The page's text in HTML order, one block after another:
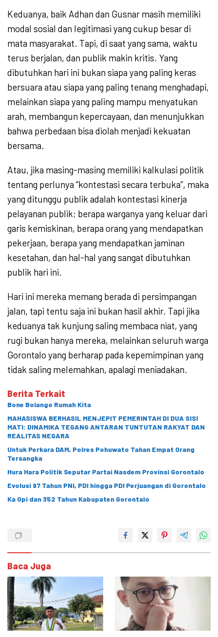
Keduanya, baik Adhan dan Gusnar masih memiliki
modal sosial dan legitimasi yang cukup besar di
mata masyarakat. Tapi, di saat yang sama, waktu
terus berjalan, dan publik makin kritis. Yang
dibutuhkan hari ini bukan siapa yang paling keras
bersuara atau siapa yang paling tenang menghadapi,
melainkan siapa yang paling mampu menyatukan
arah, membangun kepercayaan, dan menunjukkan
bahwa perbedaan bisa diolah menjadi kekuatan
bersama.
Atau, jika masing-masing memiliki kalkulasi politik
tentang perlunya “kontestasi secara terbuka”, maka
yang ditunggu publik adalah kontestasi kinerja
pelayanan publik; berapa warganya yang keluar dari
garis kemiskinan, berapa orang yang mendapatkan
pekerjaan, berapa yang mendapatkan jaminan
kesetahan, dan hal-hal yang sangat dibutuhkan
publik hari ini.
Hari ini mereka memang berada di persimpangan
jalan, tapi tentu saja ini bukan hasil akhir. Tapi jika
keduanya tak kunjung saling membaca niat, yang
rugi bukan hanya mereka, melainkan seluruh warga
Gorontalo yang berharap pada kepemimpinan yang
tidak saling melemahkan, apalagi meniadakan.
Berita Terkait
Bone Bolango Rumah Kita
MAHASISWA BERHASIL MENJEPIT PEMERINTAH DI DUA SISI
MATI: DINAMIKA TEGANG ANTARAN TUNTUTAN RAKYAT DAN
REALITAS NEGARA
Untuk Perkara DAM, Polres Pohuwato Tahan Empat Orang
Tersangka
Hura Hara Politik Seputar Partai Nasdem Provinsi Gorontalo
Evolusi 97 Tahun PNI, PDI hingga PDI Perjuangan di Gorontalo
Ka Opi dan 352 Tahun Kabupaten Gorontalo
Baca Juga